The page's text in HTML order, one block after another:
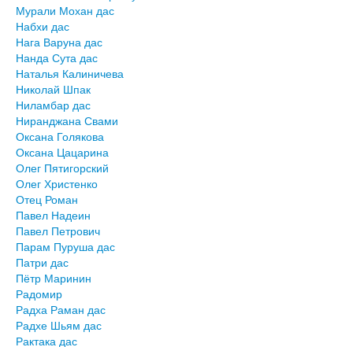
Мурали Мохан дас
Набхи дас
Нага Варуна дас
Нанда Сута дас
Наталья Калиничева
Николай Шпак
Ниламбар дас
Ниранджана Свами
Оксана Голякова
Оксана Цацарина
Олег Пятигорский
Олег Христенко
Отец Роман
Павел Надеин
Павел Петрович
Парам Пуруша дас
Патри дас
Пётр Маринин
Радомир
Радха Раман дас
Радхе Шьям дас
Рактака дас